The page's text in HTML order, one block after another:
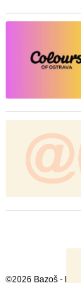
©2026 Bazoš -